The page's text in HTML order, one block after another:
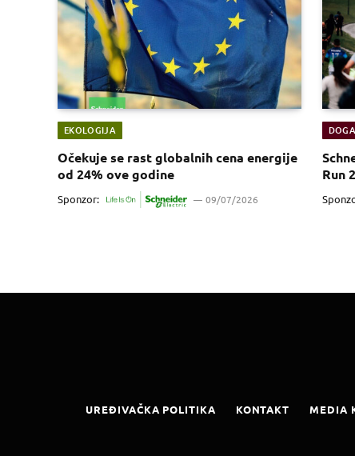
EKOLOGIJA
Očekuje se rast globalnih cena energije
od 24% ove godine
Sponzor: 09/07/2026
Run
UREĐIVAČKA POLITIKA KONTAKT MEDIA